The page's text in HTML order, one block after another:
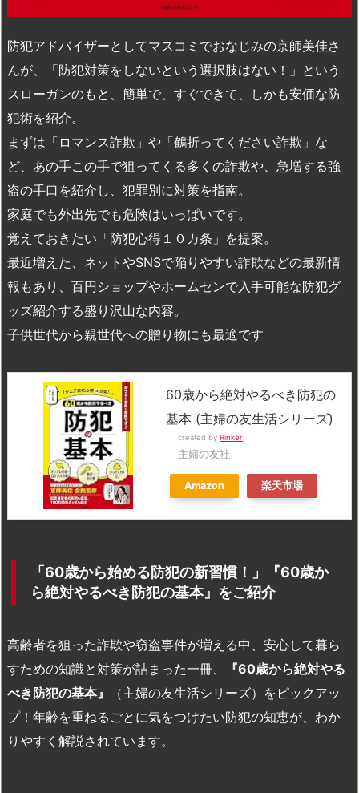
防犯アドバイザーとしてマスコミでおなじみの京師美佳さ
んが、「防犯対策をしないという選択肢はない！」という
スローガンのもと、簡単で、すぐできて、しかも安価な防
犯術を紹介。
まずは「ロマンス詐欺」や「鶴折ってください詐欺」な
ど、あの手この手で狙ってくる多くの詐欺や、急増する強
盗の手口を紹介し、犯罪別に対策を指南。
家庭でも外出先でも危険はいっぱいです。
覚えておきたい「防犯心得１０カ条」を提案。
最近増えた、ネットやSNSで陥りやすい詐欺などの最新情
報もあり、百円ショップやホームセンで入手可能な防犯グ
ッズ紹介する盛り沢山な内容。
子供世代から親世代への贈り物にも最適です
60歳から絶対やるべき防犯の
基本 (主婦の友生活シリーズ)
created by Rinker
主婦の友社
Amazon 楽天市場
「60歳から始める防犯の新習慣！」『60歳か
ら絶対やるべき防犯の基本』をご紹介
高齢者を狙った詐欺や窃盗事件が増える中、安心して暮ら
すための知識と対策が詰まった一冊、
『60歳から絶対やる
べき防犯の基本』
（主婦の友生活シリーズ）をピックアッ
プ！年齢を重ねるごとに気をつけたい防犯の知恵が、わか
りやすく解説されています。